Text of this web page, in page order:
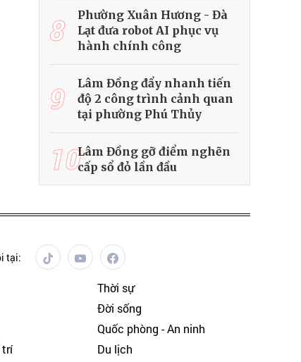
8
Phường Xuân Hương - Đà
Lạt đưa robot AI phục vụ
hành chính công
9
Lâm Đồng đẩy nhanh tiến
độ 2 công trình cảnh quan
tại phường Phú Thủy
10Lâm Đồng gỡ điểm nghẽn
cấp sổ đỏ lần đầu
tại:
Thời sự
Đời sống
Quốc phòng - An ninh
trí
Du lịch